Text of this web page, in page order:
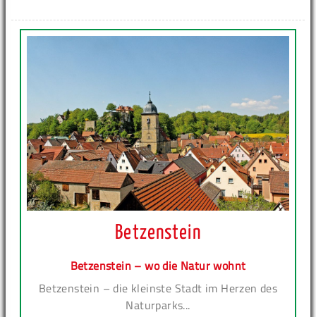
Betzenstein
Betzenstein – wo die Natur wohnt
Betzenstein – die kleinste Stadt im Herzen des
Naturparks...